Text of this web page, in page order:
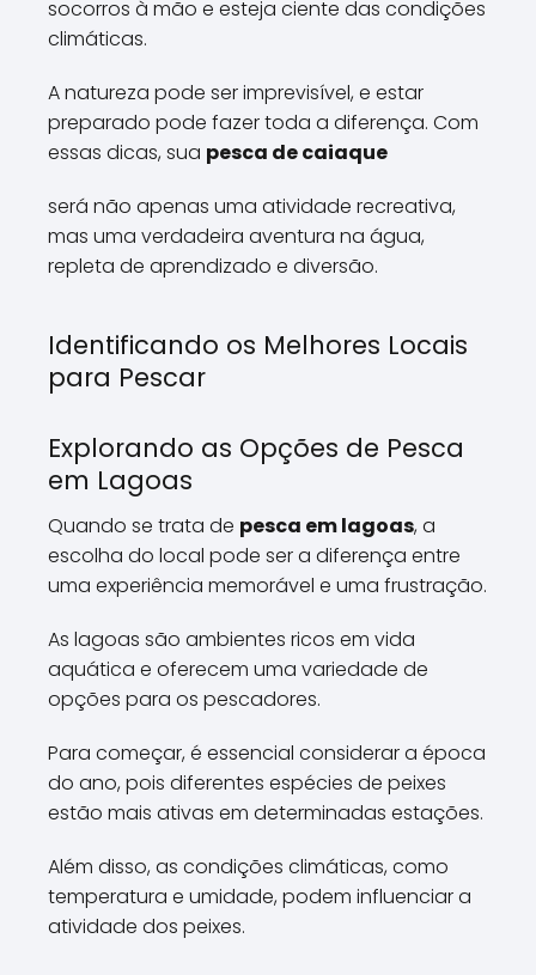
socorros à mão e esteja ciente das condições
climáticas.
A natureza pode ser imprevisível, e estar
preparado pode fazer toda a diferença. Com
essas dicas, sua pesca de caiaque
será não apenas uma atividade recreativa,
mas uma verdadeira aventura na água,
repleta de aprendizado e diversão.
Identificando os Melhores Locais
para Pescar
Explorando as Opções de Pesca
em Lagoas
Quando se trata de pesca em lagoas, a
escolha do local pode ser a diferença entre
uma experiência memorável e uma frustração.
As lagoas são ambientes ricos em vida
aquática e oferecem uma variedade de
opções para os pescadores.
Para começar, é essencial considerar a época
do ano, pois diferentes espécies de peixes
estão mais ativas em determinadas estações.
Além disso, as condições climáticas, como
temperatura e umidade, podem influenciar a
atividade dos peixes.